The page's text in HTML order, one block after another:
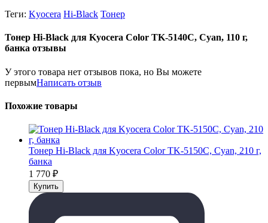
Теги: Kyocera Hi-Black Тонер
Тонер Hi-Black для Kyocera Color TK-5140C, Сyan, 110 г,
банка отзывы
У этого товара нет отзывов пока, но Вы можете
первымНаписать отзыв
Похожие товары
Тонер Hi-Black для Kyocera Color TK-5150C, Сyan, 210 г,
банка
1 770 ₽